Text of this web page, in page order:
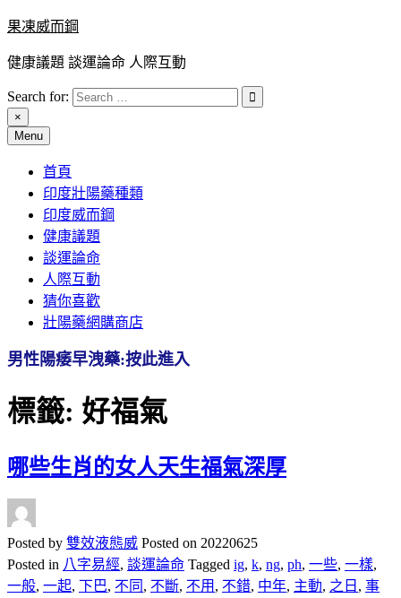
Skip
to
content
果凍威而鋼
健康議題 談運論命 人際互動
Search for:
×
Menu
首頁
印度壯陽藥種類
印度威而鋼
健康議題
談運論命
人際互動
猜你喜歡
壯陽藥網購商店
男性陽痿早洩藥:按此進入
標籤: 好福氣
哪些生肖的女人天生福氣深厚
Posted by 雙效液態威 Posted on 20220625
Posted in 八字易經, 談運論命 Tagged ig, k, ng, ph, 一些, 一樣,
一般, 一起, 下巴, 不同 , 不斷, 不用 , 不錯, 中年, 主動, 之日 , 事